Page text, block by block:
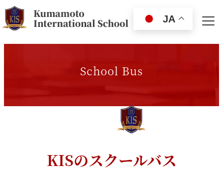
JA
School Bus
KISのスクールバス